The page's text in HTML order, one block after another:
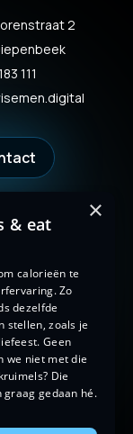
2
111
×
& eat
calorieën te
Zo
dezelfde
stellen, zoals je
Geen
we niet met die
Die
graag gedaan hé.